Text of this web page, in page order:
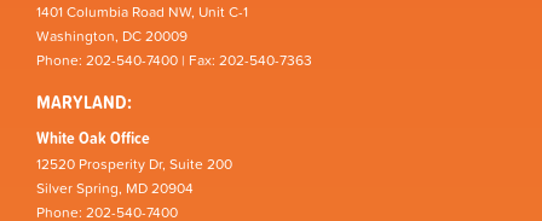
1401 Columbia Road NW, Unit C-1
Washington, DC 20009
Phone: 202-540-7400 | Fax: 202-540-7363
MARYLAND:
White Oak Office
12520 Prosperity Dr, Suite 200
Silver Spring, MD 20904
Phone: 202-540-7400